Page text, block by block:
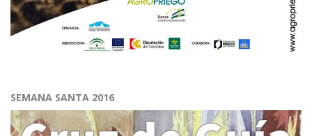
SEMANA SANTA 2016